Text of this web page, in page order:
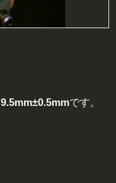
9.5mm±0.5mmです。